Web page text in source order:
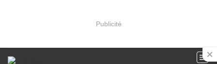
Publicité